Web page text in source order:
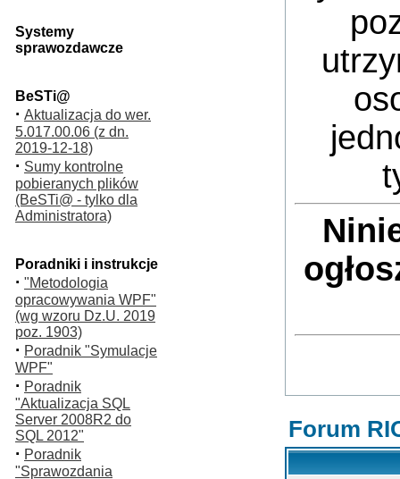
Systemy
sprawozdawcze
BeSTi@
· Aktualizacja do wer.
5.017.00.06 (z dn.
2019-12-18)
· Sumy kontrolne
pobieranych plików
(BeSTi@ - tylko dla
Administratora)
Poradniki i instrukcje
· "Metodologia
opracowywania WPF"
(wg wzoru Dz.U. 2019
poz. 1903)
· Poradnik "Symulacje
WPF"
· Poradnik
"Aktualizacja SQL
Server 2008R2 do
SQL 2012"
· Poradnik
"Sprawozdania
Forum